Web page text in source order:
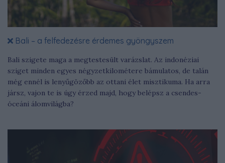
Bali – a felfedezésre érdemes gyöngyszem
Bali szigete maga a megtestesült varázslat. Az indonéziai
sziget minden egyes négyzetkilométere bámulatos, de talán
még ennél is lenyűgözőbb az ottani élet misztikuma. Ha arra
jársz, vajon te is úgy érzed majd, hogy belépsz a csendes-
óceáni álomvilágba?